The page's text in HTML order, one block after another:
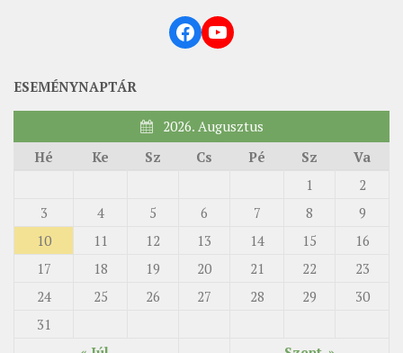
Facebook
YouTube
ESEMÉNYNAPTÁR
2026. Augusztus
Hé
Ke Sz Cs Pé Sz Va
1
2
3
4 5 6 7 8
9
10
11 12 13 14 15
16
17
18 19 20 21 22
23
24
25 26 27 28 29
30
31